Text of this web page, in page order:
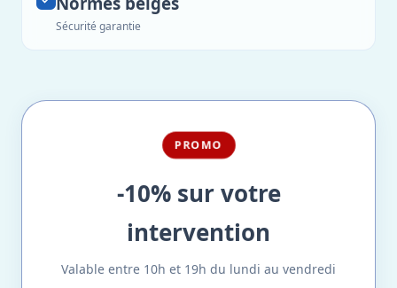
Sécurité garantie
PROMO
-10% sur votre
intervention
Valable entre 10h et 19h du lundi au vendredi